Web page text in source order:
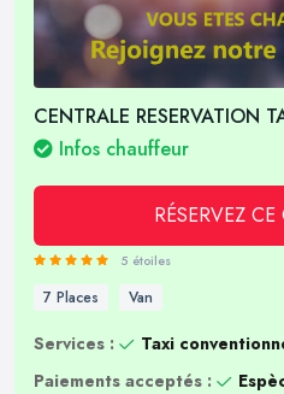
CENTRALE RESERVATION
Infos chauffeur
RÉSERVEZ CE
5 étoiles
7 Places Van
Services :
Taxi
Paiements acceptés :